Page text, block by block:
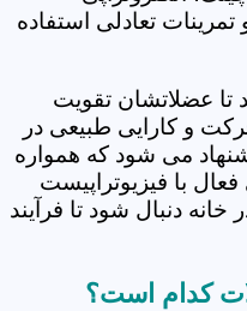
تعادلی استفاده
تا عضلاتشان تقویت
و کارایی طبیعی در
می شود که همواره
با فیزیوتراپیست
دنبال شود تا فرآیند
کدام است؟